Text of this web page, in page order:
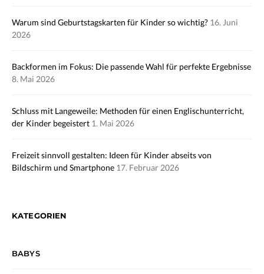
Warum sind Geburtstagskarten für Kinder so wichtig? 16. Juni
2026
Backformen im Fokus: Die passende Wahl für perfekte Ergebnisse
8. Mai 2026
Schluss mit Langeweile: Methoden für einen Englischunterricht,
der Kinder begeistert 1. Mai 2026
Freizeit sinnvoll gestalten: Ideen für Kinder abseits von
Bildschirm und Smartphone 17. Februar 2026
KATEGORIEN
BABYS